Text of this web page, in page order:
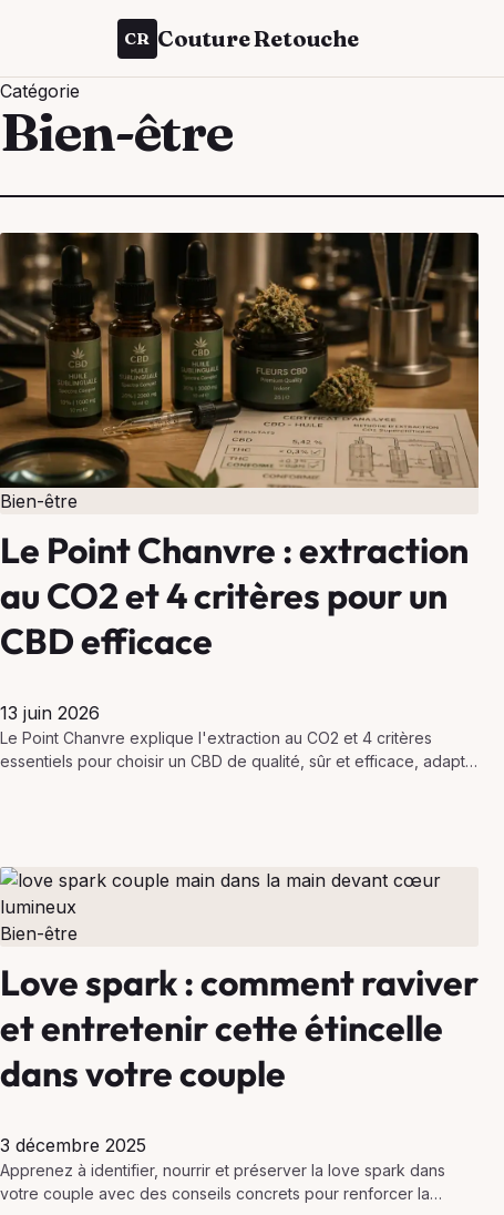
CR Couture Retouche
Catégorie
Bien-être
Bien-être
Le Point Chanvre : extraction
au CO2 et 4 critères pour un
CBD efficace
13 juin 2026
Le Point Chanvre explique l'extraction au CO2 et 4 critères
essentiels pour choisir un CBD de qualité, sûr et efficace, adapté
Bien-être
Love spark : comment raviver
et entretenir cette étincelle
dans votre couple
3 décembre 2025
Apprenez à identifier, nourrir et préserver la love spark dans
votre couple avec des conseils concrets pour renforcer la